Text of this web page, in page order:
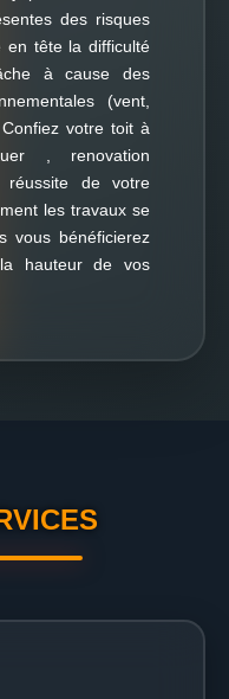
des risques
en tête la difficulté
à cause des
(vent,
votre toit à
, renovation
réussite de votre
les travaux se
vous bénéficierez
hauteur de vos